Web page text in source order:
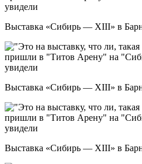
Выставка «Сибирь — XIII» в
Выставка «Сибирь — XIII» в
Выставка «Сибирь — XIII» в